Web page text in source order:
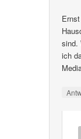
sind.
ich